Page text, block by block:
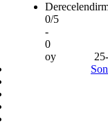
0/5
-
0
oy